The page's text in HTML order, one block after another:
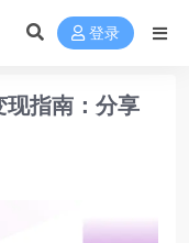
登录
指南：分享